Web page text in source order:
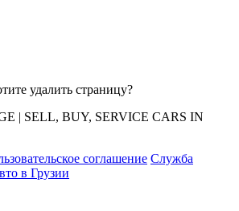
удалить страницу?
| SELL, BUY, SERVICE CARS IN
соглашение Служба
в Грузии